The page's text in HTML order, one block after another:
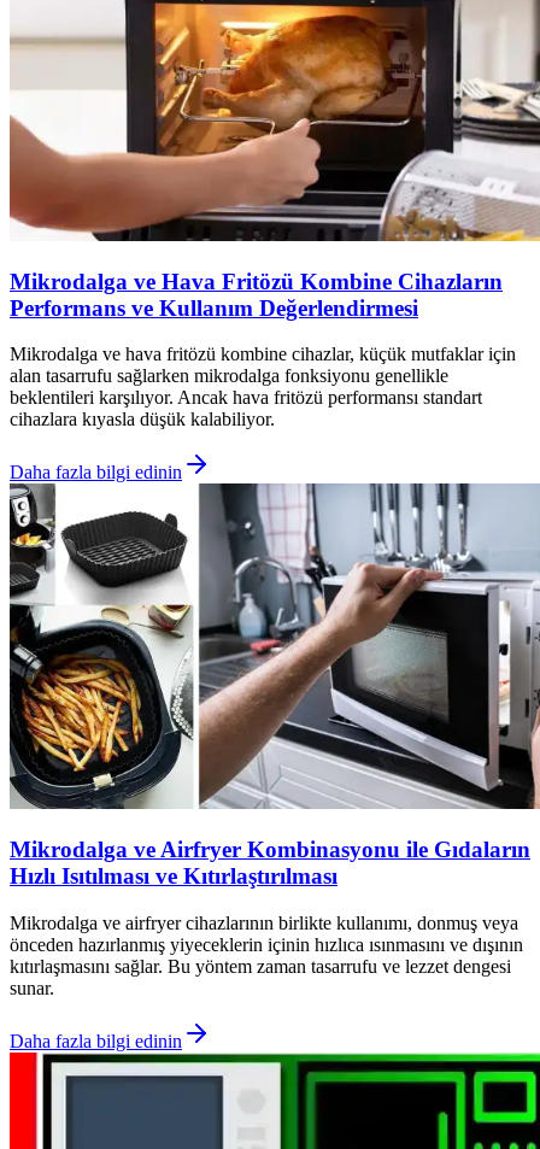
Mikrodalga ve Hava Fritözü Kombine Cihazların
Performans ve Kullanım Değerlendirmesi
Mikrodalga ve hava fritözü kombine cihazlar, küçük mutfaklar için
alan tasarrufu sağlarken mikrodalga fonksiyonu genellikle
beklentileri karşılıyor. Ancak hava fritözü performansı standart
cihazlara kıyasla düşük kalabiliyor.
Daha fazla bilgi edinin
Mikrodalga ve Airfryer Kombinasyonu ile Gıdaların
Hızlı Isıtılması ve Kıtırlaştırılması
Mikrodalga ve airfryer cihazlarının birlikte kullanımı, donmuş veya
önceden hazırlanmış yiyeceklerin içinin hızlıca ısınmasını ve dışının
kıtırlaşmasını sağlar. Bu yöntem zaman tasarrufu ve lezzet dengesi
sunar.
Daha fazla bilgi edinin